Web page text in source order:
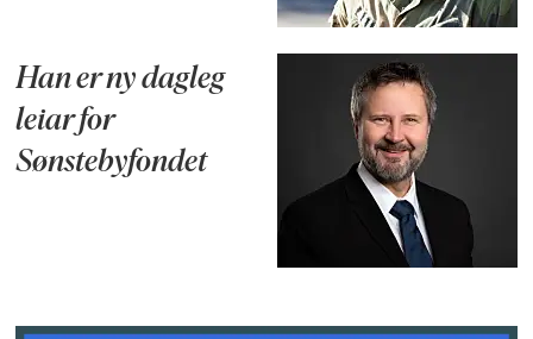
Han er ny dagleg
leiar for
Sønstebyfondet